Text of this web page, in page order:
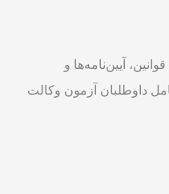
آیین‌نامه‌ها و
داوطلبان آزمون وکالت